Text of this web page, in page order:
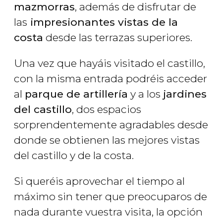
mazmorras, además de disfrutar de
las impresionantes vistas de la
costa desde las terrazas superiores.
Una vez que hayáis visitado el castillo,
con la misma entrada podréis acceder
al parque de artillería y a los jardines
del castillo, dos espacios
sorprendentemente agradables desde
donde se obtienen las mejores vistas
del castillo y de la costa.
Si queréis aprovechar el tiempo al
máximo sin tener que preocuparos de
nada durante vuestra visita, la opción